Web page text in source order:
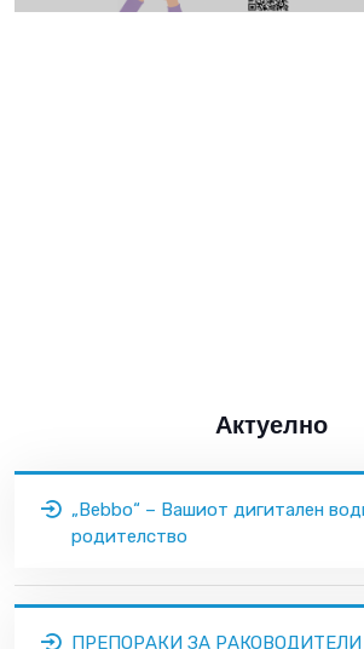
Актуелно
„Bebbo“ – Вашиот дигитален
родителство
ПРЕПОРАКИ ЗА